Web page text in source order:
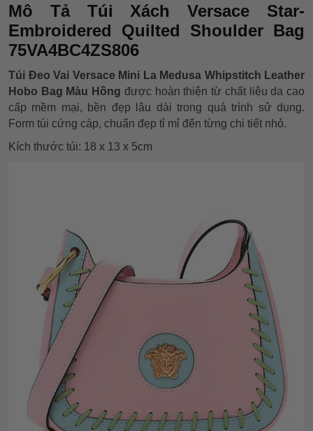
Mô Tả Túi Xách Versace Star-
Embroidered Quilted Shoulder Bag
75VA4BC4ZS806
Túi Đeo Vai Versace Mini La Medusa Whipstitch Leather
Hobo Bag Màu Hồng được hoàn thiện từ chất liệu da cao
cấp mềm mại, bền đẹp lâu dài trong quá trình sử dụng.
Form túi cứng cáp, chuẩn đẹp tỉ mỉ đến từng chi tiết nhỏ.
Kích thước túi: 18 x 13 x 5cm